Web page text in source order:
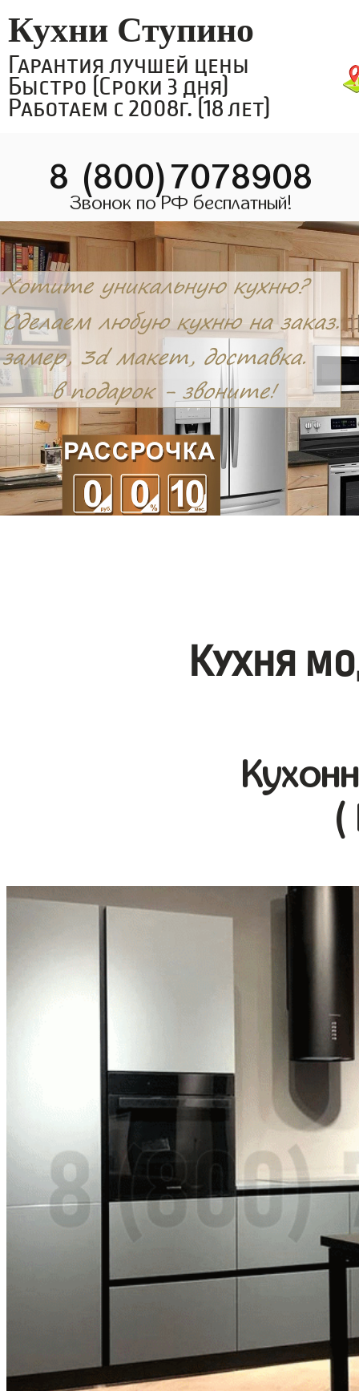
Кухни Ступино
Гарантия лучшей цены
Быстро (Сроки 3 дня)
Работаем с 2008г. (18 лет)
8 (800)7078908
Звонок по РФ бесплатный!
Кухня
(